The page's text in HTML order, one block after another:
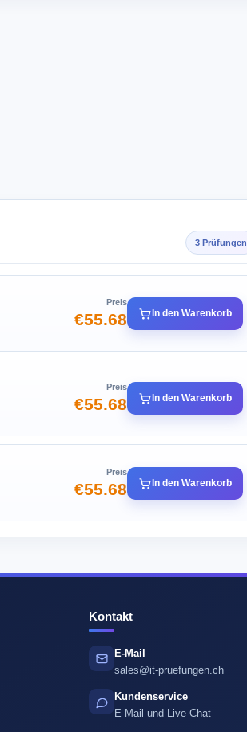
3 Prüfungen
Preis
€55.68 In den Warenkorb
Preis
€55.68 In den Warenkorb
Preis
€55.68 In den Warenkorb
Kontakt
E-Mail
sales@it-pruefungen.ch
Kundenservice
E-Mail und Live-Chat